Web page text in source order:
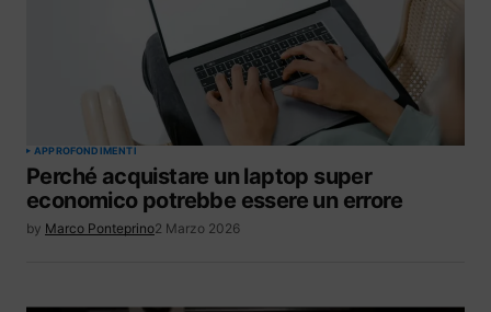
APPROFONDIMENTI
Perché acquistare un laptop super
economico potrebbe essere un errore
by Marco Ponteprino2 Marzo 2026